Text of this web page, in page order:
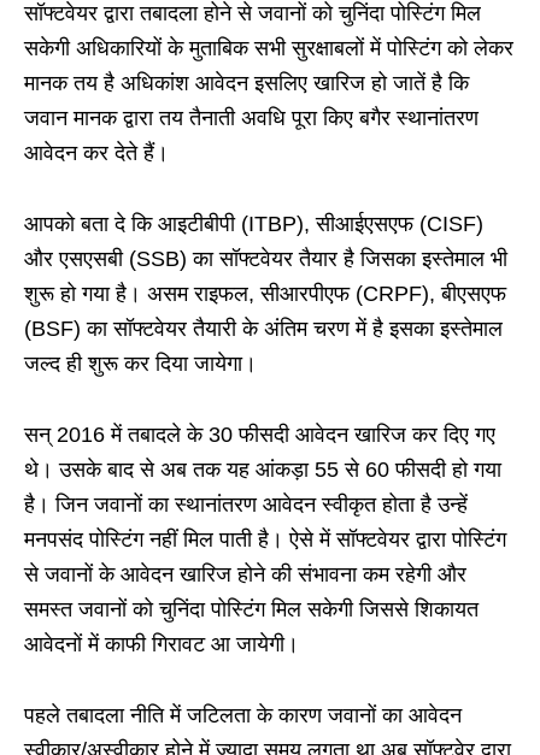
सॉफ्टवेयर द्वारा तबादला होने से जवानों को चुनिंदा पोस्टिंग मिल
सकेगी अधिकारियों के मुताबिक सभी सुरक्षाबलों में पोस्टिंग को लेकर
मानक तय है अधिकांश आवेदन इसलिए खारिज हो जातें है कि
जवान मानक द्वारा तय तैनाती अवधि पूरा किए बगैर स्थानांतरण
आवेदन कर देते हैं।
आपको बता दे कि आइटीबीपी (ITBP), सीआईएसएफ (CISF)
और एसएसबी (SSB) का सॉफ्टवेयर तैयार है जिसका इस्तेमाल भी
शुरू हो गया है। असम राइफल, सीआरपीएफ (CRPF), बीएसएफ
(BSF) का सॉफ्टवेयर तैयारी के अंतिम चरण में है इसका इस्तेमाल
जल्द ही शुरू कर दिया जायेगा।
सन् 2016 में तबादले के 30 फीसदी आवेदन खारिज कर दिए गए
थे। उसके बाद से अब तक यह आंकड़ा 55 से 60 फीसदी हो गया
है। जिन जवानों का स्थानांतरण आवेदन स्वीकृत होता है उन्हें
मनपसंद पोस्टिंग नहीं मिल पाती है। ऐसे में सॉफ्टवेयर द्वारा पोस्टिंग
से जवानों के आवेदन खारिज होने की संभावना कम रहेगी और
समस्त जवानों को चुनिंदा पोस्टिंग मिल सकेगी जिससे शिकायत
आवेदनों में काफी गिरावट आ जायेगी।
पहले तबादला नीति में जटिलता के कारण जवानों का आवेदन
स्वीकार/अस्वीकार होने में ज्यादा समय लगता था अब सॉफ्टवेर द्वारा